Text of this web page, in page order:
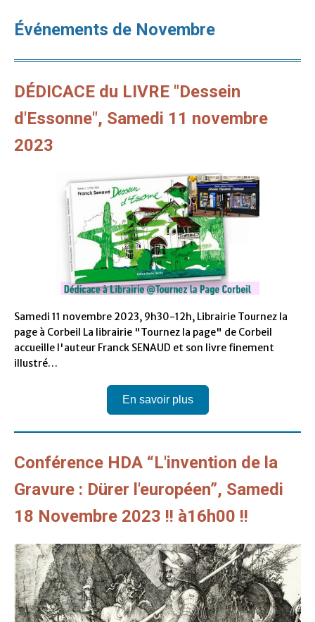
Événements de Novembre
DÉDICACE du LIVRE "Dessein
d'Essonne", Samedi 11 novembre
2023
Samedi 11 novembre 2023, 9h30-12h, Librairie Tournez la
page à Corbeil La librairie "Tournez la page" de Corbeil
accueille l'auteur Franck SENAUD et son livre finement
illustré…
En savoir plus
Conférence HDA “L'invention de la
Gravure : Dürer l'européen”, Samedi
18 Novembre 2023 !! à16h00 !!